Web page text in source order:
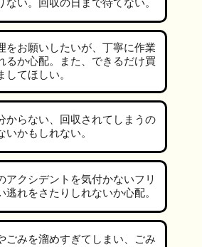
をお願いしたいが、丁寧に作業
るか心配。また、できるだけ買
してほしい。
からない、回収されてしまうの
いかもしれない。
アクシデントを気付かないフリ
逃れをさたりしれないか心配。
ごみを溜めすぎてしまい、ごみ